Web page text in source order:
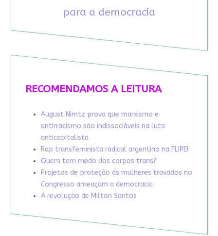
para a democracia
RECOMENDAMOS A LEITURA
August Nimtz prova que marxismo e
antirracismo são indissociáveis na luta
anticapitalista
Rap transfeminista radical argentino na FLIPEI
Quem tem medo dos corpos trans?
Projetos de proteção às mulheres travados no
Congresso ameaçam a democracia
A revolução de Milton Santos